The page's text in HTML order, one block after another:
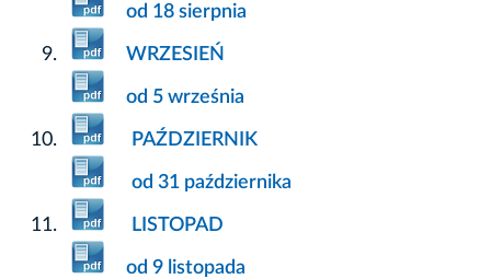
od 18 sierpnia
WRZESIEŃ
od 5 września
PAŹDZIERNIK
od 31 października
LISTOPAD
od 9 listopada